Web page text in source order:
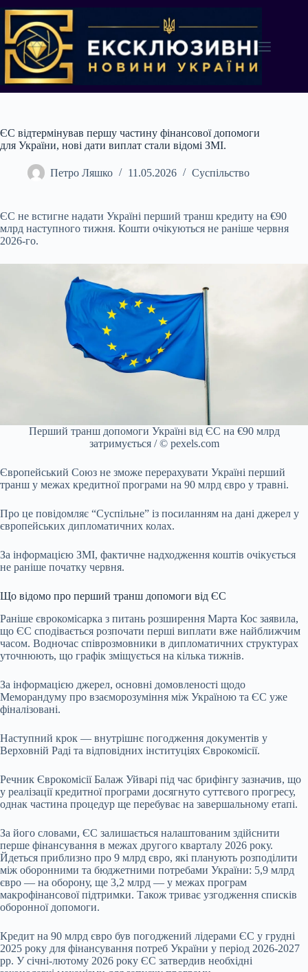
до
вмісту
ЄС відтермінував першу частину фінансової допомоги
для України, нові дати виплат стали відомі ЗМІ.
Петро Ляшко 11.05.2026 Суспільство
ЄС не встигне надати Україні перший транш кредиту на €90
млрд наступного тижня. Кошти очікуються не раніше червня
2026-го.
Перший транш допомоги Україні від ЄС на €90 млрд
затримується / © pexels.com
Європейський Союз не зможе перерахувати Україні перший
транш у межах кредитної програми на 90 млрд євро у травні.
Про це повідомляє “Суспільне” із посиланням на дані джерел у
європейських дипломатичних колах.
За інформацією ЗМІ, фактичне надходження коштів очікується
не раніше початку червня.
Що відомо про перший транш допомоги від ЄС
Раніше єврокомісарка з питань розширення Марта Кос заявила,
що ЄС сподівається розпочати перші виплати вже найближчим
часом. Водночас співрозмовники в дипломатичних структурах
уточнюють, що графік зміщується на кілька тижнів.
За інформацією джерел, основні домовленості щодо
Меморандуму про взаєморозуміння між Україною та ЄС уже
фіналізовані.
Наступний крок — внутрішнє погодження документів у
Верховній Раді та відповідних інституціях Єврокомісії.
Речник Єврокомісії Балаж Уйварі під час брифінгу зазначив, що
у реалізації кредитної програми досягнуто суттєвого прогресу,
однак частина процедур ще перебуває на завершальному етапі.
За його словами, ЄС залишається налаштованим здійснити
перше фінансування в межах другого кварталу 2026 року.
Йдеться приблизно про 9 млрд євро, які планують розподілити
між оборонними та бюджетними потребами України: 5,9 млрд
євро — на оборону, ще 3,2 млрд — у межах програм
макрофінансової підтримки. Також триває узгодження списків
оборонної допомоги.
Кредит на 90 млрд євро був погоджений лідерами ЄС у грудні
2025 року для фінансування потреб України у період 2026-2027
рр. У січні-лютому 2026 року ЄС затвердив необхідні